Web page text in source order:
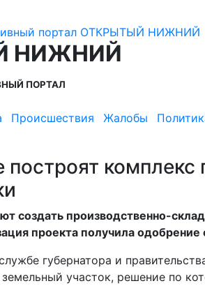
НИЖНИЙ
ПОРТАЛ
Происшествия Жалобы
построят
создать производственно-
проекта получила
губернатора и
участок, решение по